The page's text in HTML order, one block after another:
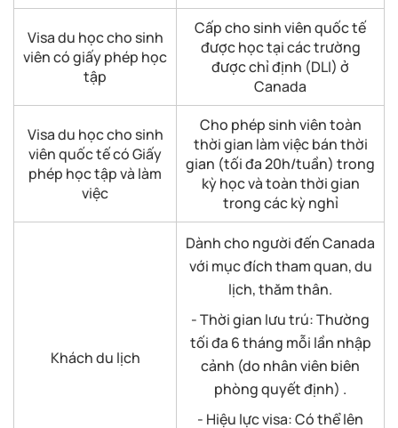
Visa du học cho sinh
viên có giấy phép học
tập
Cấp cho sinh viên quốc tế
được học tại các trường
được chỉ định (DLI) ở
Canada
Visa du học cho sinh
viên quốc tế có Giấy
phép học tập và làm
việc
Cho phép sinh viên toàn
thời gian làm việc bán thời
gian (tối đa 20h/tuần) trong
kỳ học và toàn thời gian
trong các kỳ nghỉ
Khách du lịch
Dành cho người đến Canada
với mục đích tham quan, du
lịch, thăm thân.
- Thời gian lưu trú: Thường
tối đa 6 tháng mỗi lần nhập
cảnh (do nhân viên biên
phòng quyết định) .
- Hiệu lực visa: Có thể lên